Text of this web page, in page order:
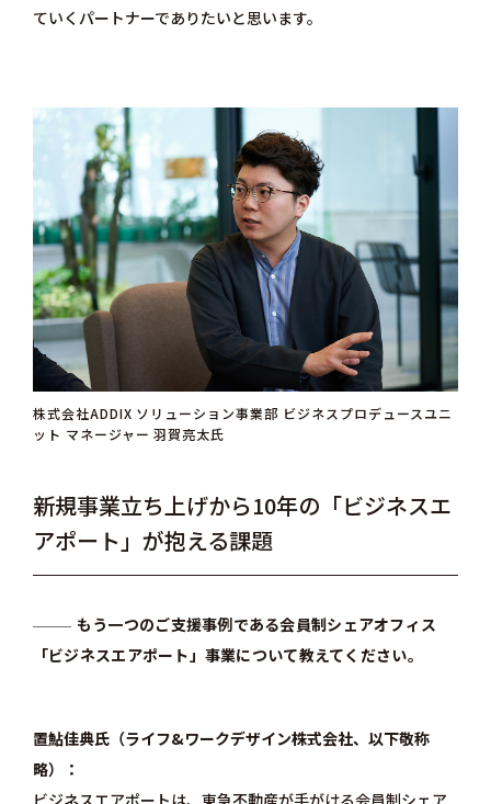
ていくパートナーでありたいと思います。
株式会社ADDIX ソリューション事業部 ビジネスプロデュースユニ
ット マネージャー 羽賀亮太氏
新規事業立ち上げから10年の「ビジネスエ
アポート」が抱える課題
もう一つのご支援事例である会員制シェアオフィス
「ビジネスエアポート」事業について教えてください。
置鮎佳典氏（ライフ&ワークデザイン株式会社、以下敬称
略）